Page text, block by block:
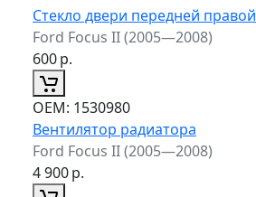
Стекло двери передней правой
Ford Focus II (2005—2008)
600р.
ОЕМ: 1530980
Вентилятор радиатора
Ford Focus II (2005—2008)
4 900р.